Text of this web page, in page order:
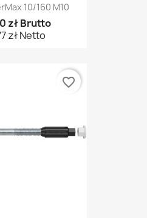
10/160 M10
zł Brutto
zł Netto
favorite_border